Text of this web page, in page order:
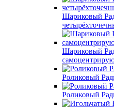
Шариковый
Шариковый
Роликовый
Роликовый